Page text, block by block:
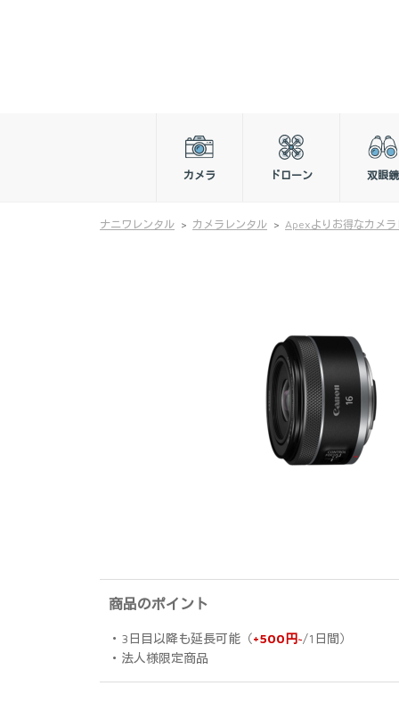
カメラ ドローン 双眼鏡
ナニワレンタル カメラレンタル Apexよりお得なカメラ
商品のポイント
・3日目以降も延長可能（+500円~/1日間）
・法人様限定商品